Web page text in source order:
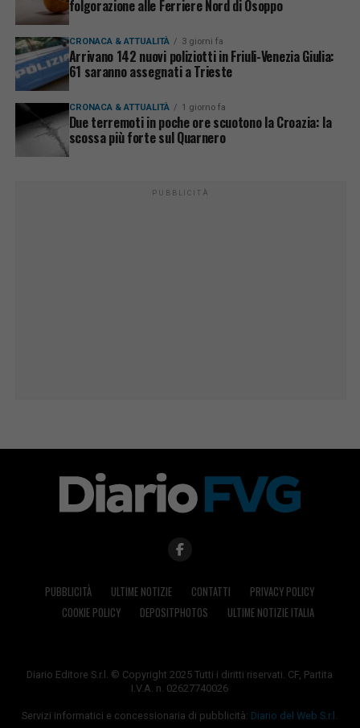
folgorazione alle Ferriere Nord di Osoppo
CRONACA & ATTUALITÀ 3 giorni fa
Arrivano 142 nuovi poliziotti in Friuli-Venezia Giulia:
61 saranno assegnati a Trieste
CRONACA & ATTUALITÀ 1 giorno fa
Due terremoti in poche ore scuotono la Croazia: la
scossa più forte sul Quarnero
PUBBLICITÀ
PUBBLICITÀ ULTIME NOTIZIE CONTATTI
PRIVACY POLICY
COOKIE POLICY
DEPOSITPHOTOS ULTIME NOTIZIE ITALIA
Diario Editore S.r.l. © Copyright 2025 Tutti i diritti riservati. CF, Partita
I.V.A. n. 02627740026
Servizi informatici e concessionaria di pubblicità: Diario del Web S.r.l.